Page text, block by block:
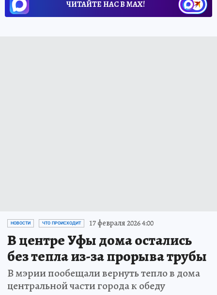
ЧИТАЙТЕ НАС В МАХ!
НОВОСТИ ЧТО ПРОИСХОДИТ 17 февраля 2026 4:00
В центре Уфы дома остались
без тепла из-за прорыва трубы
В мэрии пообещали вернуть тепло в дома
центральной части города к обеду